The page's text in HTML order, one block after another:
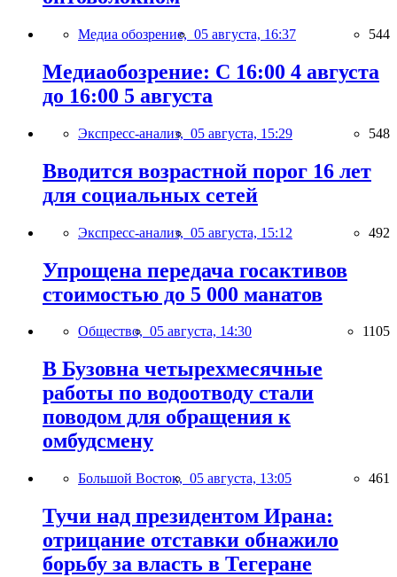
Медиа обозрение, 05 августа, 16:37 544
Медиаобозрение: С 16:00 4 августа
до 16:00 5 августа
Экспресс-анализ, 05 августа, 15:29 548
Вводится возрастной порог 16 лет
для социальных сетей
Экспресс-анализ, 05 августа, 15:12 492
Упрощена передача госактивов
стоимостью до 5 000 манатов
Общество, 05 августа, 14:30 1105
В Бузовна четырехмесячные
работы по водоотводу стали
поводом для обращения к
омбудсмену
Большой Восток, 05 августа, 13:05 461
Тучи над президентом Ирана:
отрицание отставки обнажило
борьбу за власть в Тегеране